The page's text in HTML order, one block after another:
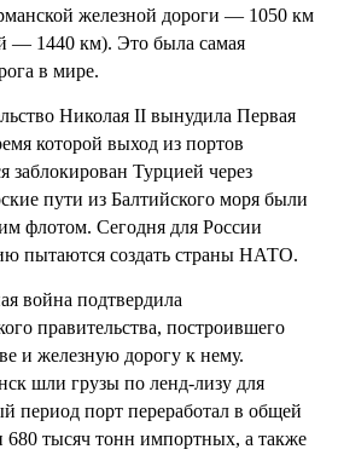
железной дороги — 1050 км
— 1440 км). Это была самая
в мире.
Николая II вынудила Первая
которой выход из портов
заблокирован Турцией через
пути из Балтийского моря были
флотом. Сегодня для России
пытаются создать страны НАТО.
война подтвердила
правительства, построившего
и железную дорогу к нему.
шли грузы по ленд-лизу для
период порт переработал в общей
тысяч тонн импортных, а также